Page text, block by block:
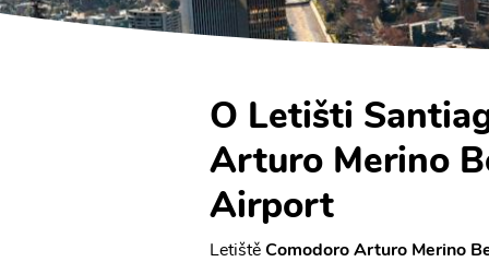
O Letišti
Arturo Merino
Airport
LetištěComodoro Arturo Merino